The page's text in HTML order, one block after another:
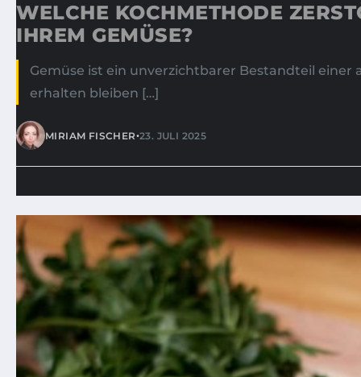
WELCHE KOCHMETHODE
IHREM GEMÜSE?
Gemüse ist ein unverzichtbarer Bestandteil
erhalten bleiben […]
MIRIAM FISCHER•23. JULI 2025